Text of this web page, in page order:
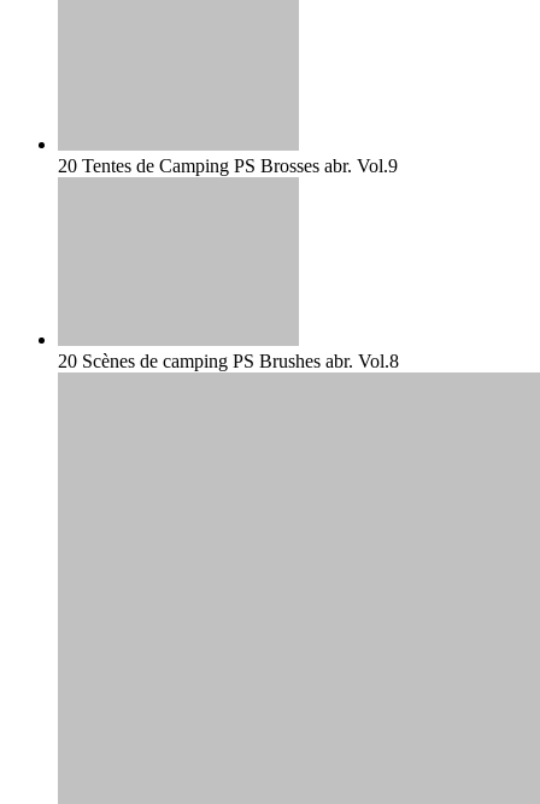
20 Tentes de Camping PS Brosses abr. Vol.9
20 Scènes de camping PS Brushes abr. Vol.8